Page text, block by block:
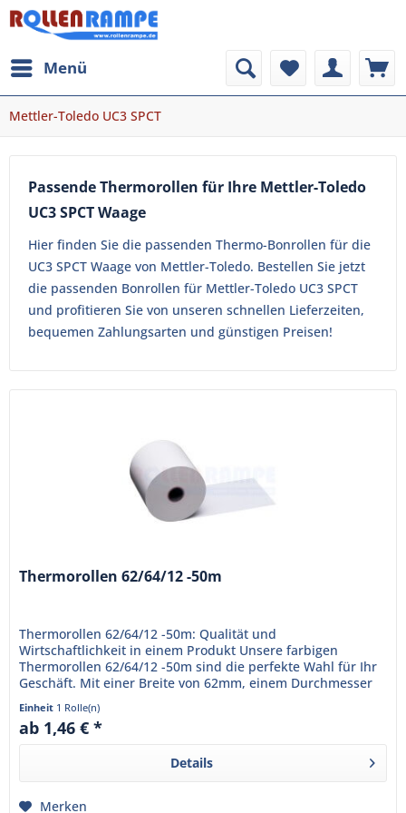
Menü
Mettler-Toledo UC3 SPCT
Passende Thermorollen für Ihre Mettler-Toledo
UC3 SPCT Waage
Hier finden Sie die passenden Thermo-Bonrollen für die
UC3 SPCT Waage von Mettler-Toledo. Bestellen Sie jetzt
die passenden Bonrollen für Mettler-Toledo UC3 SPCT
und profitieren Sie von unseren schnellen Lieferzeiten,
bequemen Zahlungsarten und günstigen Preisen!
Thermorollen 62/64/12 -50m
Thermorollen 62/64/12 -50m: Qualität und
Wirtschaftlichkeit in einem Produkt Unsere farbigen
Thermorollen 62/64/12 -50m sind die perfekte Wahl für Ihr
Geschäft. Mit einer Breite von 62mm, einem Durchmesser
von 64mm und einem Kern...
Einheit 1 Rolle(n)
ab 1,46 € *
Details
Merken